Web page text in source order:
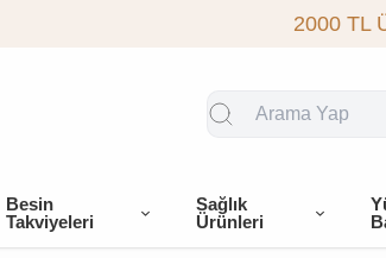
2000 TL
Besin
Takviyeleri
Sağlık
Ürünleri